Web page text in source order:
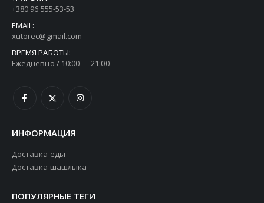
+380 96 555-53-53
EMAIL:
xutorec@gmail.com
ВРЕМЯ РАБОТЫ:
Ежедневно / 10:00 — 21:00
ИНФОРМАЦИЯ
Доставка еды
Доставка шашлыка
ПОПУЛЯРНЫЕ ТЕГИ